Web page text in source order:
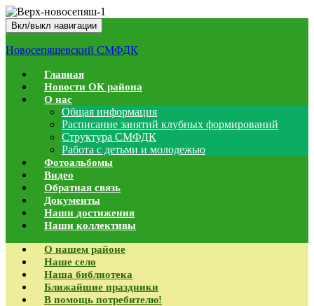
Вкл/выкл навигации
Новосепяшевский СМФДК
Главная
Новости ОК района
О нас
Общая информация
Расписание занятий клубных формирований
Структура СМФДК
Работа с детьми и молодежью
Фотоальбомы
Видео
Обратная связь
Документы
Наши достижения
Наши коллективы
О нашем районе
Наше село
Наша библиотека
Ближайшие праздники
В помощь потребителю!